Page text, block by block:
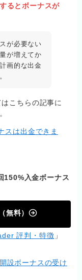
るとボーナスが
が必要ない
が増えてか
画的な出金
こちらの記事に
スは出金できま
150%入金ボーナス
無料）
評判・特徴 」
設ボーナスの受け